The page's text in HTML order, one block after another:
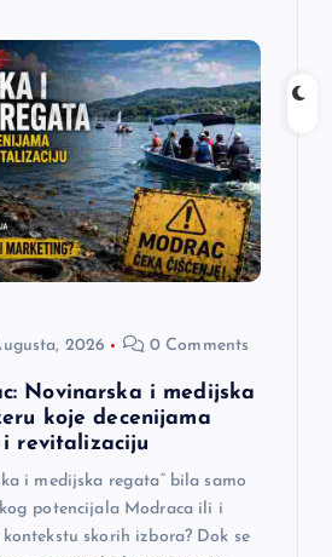
2026 0 Comments
Novinarska i medijska
koje decenijama
i revitalizaciju
i medijska regata“ bila samo
potencijala Modraca ili i
skorih izbora? Dok se